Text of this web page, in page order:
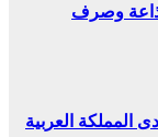
وصرف
المملكة العربية